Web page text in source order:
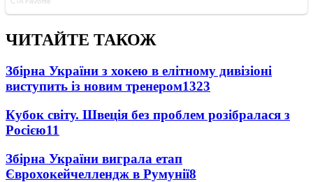
ЧИТАЙТЕ ТАКОЖ
Збірна України з хокею в елітному дивізіоні
виступить із новим тренером1323
Кубок світу. Швеція без проблем розібралася з
Росією11
Збірна України виграла етап
Єврохокейчеллендж в Румунії8